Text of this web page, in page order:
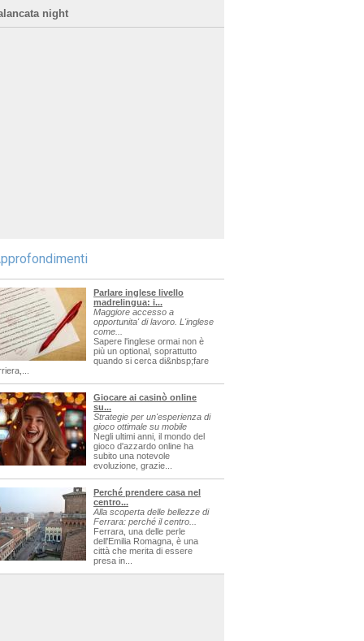
night
Parlare inglese livello
madrelingua: i...
Maggiore accesso a
opportunita' di lavoro. L'inglese
come...
Sapere l'inglese ormai non è
più un optional, soprattutto
quando si cerca di&nbsp;fare
Giocare ai casinò online
su...
Strategie per un'esperienza di
gioco ottimale su mobile
Negli ultimi anni, il mondo del
gioco d'azzardo online ha
subito una notevole
evoluzione, grazie...
Perché prendere casa nel
centro...
Alla scoperta delle bellezze di
Ferrara: perché il centro...
Ferrara, una delle perle
dell'Emilia Romagna, è una
città che merita di essere
presa in...